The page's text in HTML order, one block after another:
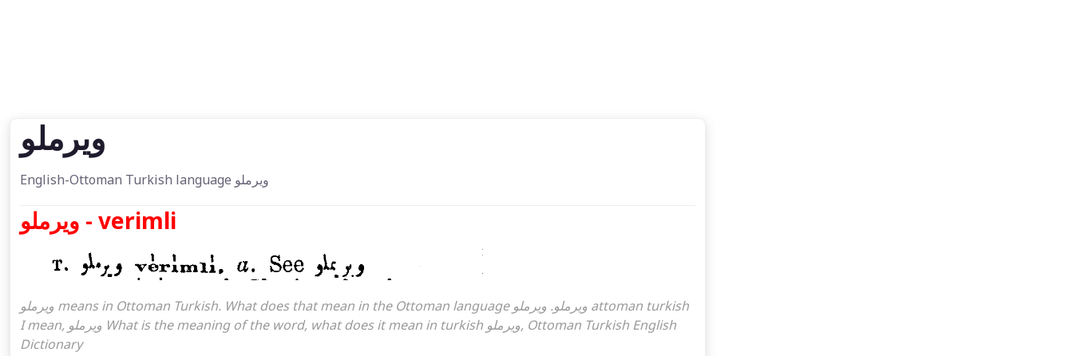
ویرملو
English-Ottoman Turkish language ویرملو
ویرملو - verimli
ویرملو means in Ottoman Turkish. What does that mean in the Ottoman language ویرملو. ویرملو attoman turkish
I mean, ویرملو What is the meaning of the word, what does it mean in turkish ویرملو, Ottoman Turkish English
Dictionary